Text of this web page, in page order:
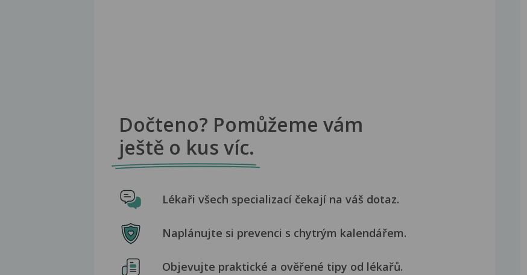
Dočteno? Pomůžeme vám
ještě o kus víc.
Lékaři všech specializací čekají na váš dotaz.
Naplánujte si prevenci s chytrým kalendářem.
Objevujte praktické a ověřené tipy od lékařů.